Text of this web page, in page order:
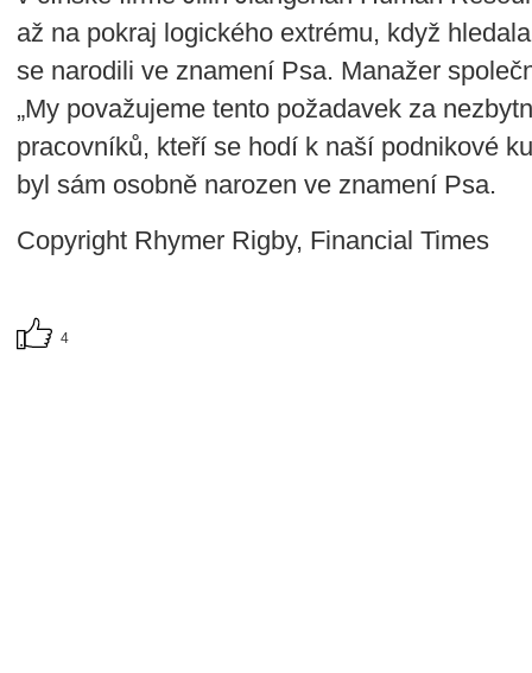
až na pokraj logického extrému, když
se narodili ve znamení Psa. Manažer
„My považujeme tento požadavek za
pracovníků, kteří se hodí k naší podnikové
byl sám osobně narozen ve znamení Psa.
Copyright Rhymer Rigby, Financial Times
4